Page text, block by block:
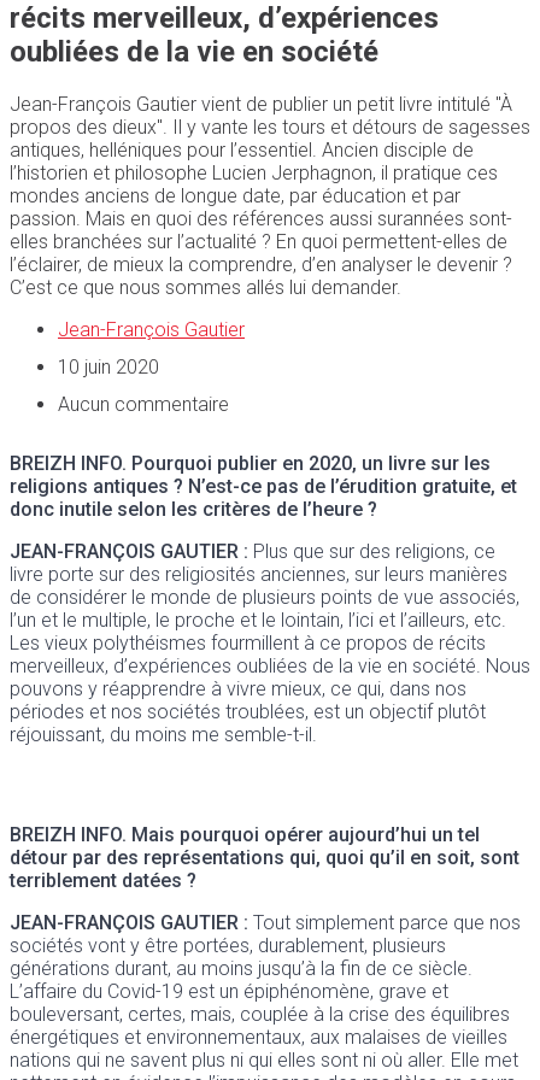
récits merveilleux, d’expériences
oubliées de la vie en société
Jean-François Gautier vient de publier un petit livre intitulé "À
propos des dieux". Il y vante les tours et détours de sagesses
antiques, helléniques pour l’essentiel. Ancien disciple de
l’historien et philosophe Lucien Jerphagnon, il pratique ces
mondes anciens de longue date, par éducation et par
passion. Mais en quoi des références aussi surannées sont-
elles branchées sur l’actualité ? En quoi permettent-elles de
l’éclairer, de mieux la comprendre, d’en analyser le devenir ?
C’est ce que nous sommes allés lui demander.
Jean-François Gautier
10 juin 2020
Aucun commentaire
BREIZH INFO. Pourquoi publier en 2020, un livre sur les
religions antiques ? N’est-ce pas de l’érudition gratuite, et
donc inutile selon les critères de l’heure ?
JEAN-FRANÇOIS GAUTIER : Plus que sur des religions, ce
livre porte sur des religiosités anciennes, sur leurs manières
de considérer le monde de plusieurs points de vue associés,
l’un et le multiple, le proche et le lointain, l’ici et l’ailleurs, etc.
Les vieux polythéismes fourmillent à ce propos de récits
merveilleux, d’expériences oubliées de la vie en société. Nous
pouvons y réapprendre à vivre mieux, ce qui, dans nos
périodes et nos sociétés troublées, est un objectif plutôt
réjouissant, du moins me semble-t-il.
BREIZH INFO. Mais pourquoi opérer aujourd’hui un tel
détour par des représentations qui, quoi qu’il en soit, sont
terriblement datées ?
JEAN-FRANÇOIS GAUTIER : Tout simplement parce que nos
sociétés vont y être portées, durablement, plusieurs
générations durant, au moins jusqu’à la fin de ce siècle.
L’affaire du Covid-19 est un épiphénomène, grave et
bouleversant, certes, mais, couplée à la crise des équilibres
énergétiques et environnementaux, aux malaises de vieilles
nations qui ne savent plus ni qui elles sont ni où aller. Elle met